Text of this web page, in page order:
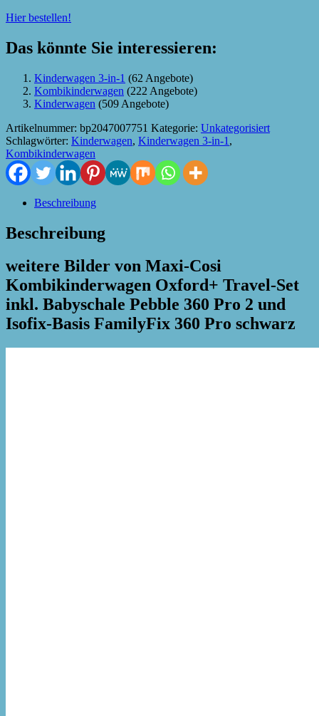
Hier bestellen!
Das könnte Sie interessieren:
Kinderwagen 3-in-1 (62 Angebote)
Kombikinderwagen (222 Angebote)
Kinderwagen (509 Angebote)
Artikelnummer: bp2047007751 Kategorie: Unkategorisiert
Schlagwörter: Kinderwagen, Kinderwagen 3-in-1 ,
Kombikinderwagen
Beschreibung
Beschreibung
weitere Bilder von Maxi-Cosi
Kombikinderwagen Oxford+ Travel-Set
inkl. Babyschale Pebble 360 Pro 2 und
Isofix-Basis FamilyFix 360 Pro schwarz